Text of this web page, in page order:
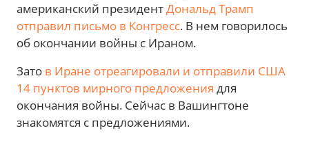
американский президентДональд Трамп
отправил письмо в Конгресс. В нем говорилось
об окончании войны с Ираном.
Зато в Иране отреагировали и отправили США
14 пунктов мирного предложения для
окончания войны. Сейчас в Вашингтоне
знакомятся с предложениями.